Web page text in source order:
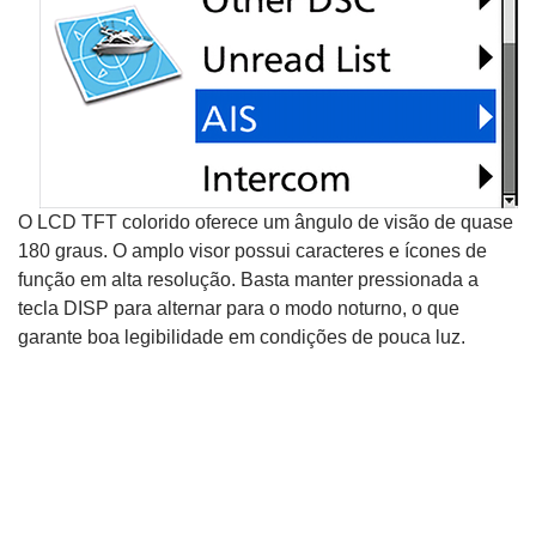
O LCD TFT colorido oferece um ângulo de visão de quase
180 graus. O amplo visor possui caracteres e ícones de
função em alta resolução. Basta manter pressionada a
tecla DISP para alternar para o modo noturno, o que
garante boa legibilidade em condições de pouca luz.